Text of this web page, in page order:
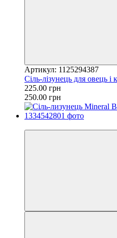
Артикул: 1125294387
Сіль-лізунець для овець
225.00 грн
250.00 грн